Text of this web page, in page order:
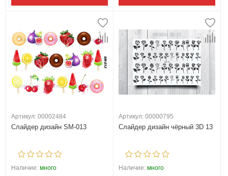
Артикул: 00002484
Слайдер дизайн SM-013
Наличие: много
Артикул: 00000795
Слайдер дизайн чёрный 3D 13
Наличие: много